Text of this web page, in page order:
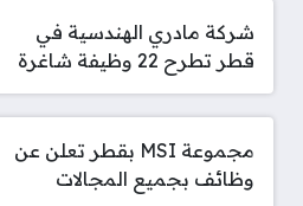
شركة مادري الهندسية في
قطر تطرح 22 وظيفة شاغرة
مجموعة MSI بقطر تعلن عن
وظائف بجميع المجالات